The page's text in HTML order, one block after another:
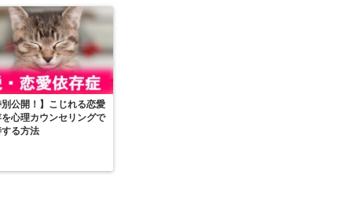
公開！】こじれる恋愛
心理カウンセリングで
る方法